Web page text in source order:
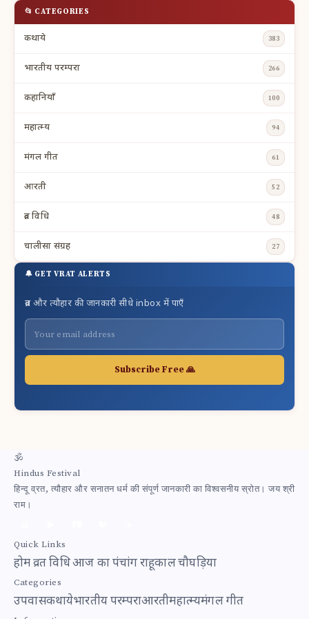
📂 CATEGORIES
कथाये 383
भारतीय परम्परा 266
कहानियाँ 100
महात्म्य 94
मंगल गीत 61
आरती 52
व्रत विधि 48
चालीसा संग्रह 27
🔔 GET VRAT ALERTS
व्रत और त्यौहार की जानकारी सीधे inbox में पाएँ
Subscribe Free 🙏
🕉
Hindus Festival
हिन्दू व्रत, त्यौहार और सनातन धर्म की संपूर्ण जानकारी का विश्वसनीय स्रोत। जय श्री
राम।
Quick Links
होमव्रत विधिआज का पंचांगराहूकालचौघड़िया
Categories
उपवासकथायेभारतीय परम्पराआरतीमहात्म्यमंगल गीत